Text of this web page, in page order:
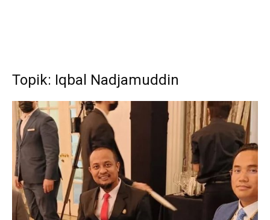
Topik: Iqbal Nadjamuddin